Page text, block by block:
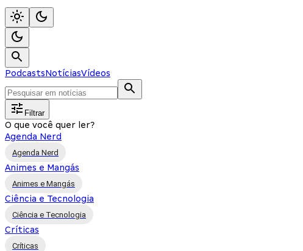
PodcastsNotíciasVídeos
Filtrar
O que você quer ler?
Agenda Nerd
Agenda Nerd
Animes e Mangás
Animes e Mangás
Ciência e Tecnologia
Ciência e Tecnologia
Críticas
Críticas